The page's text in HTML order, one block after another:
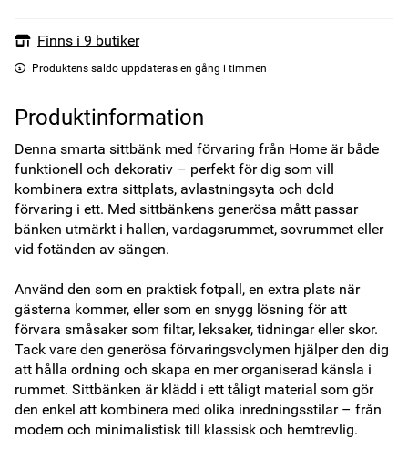
Finns i 9 butiker
Produktens saldo uppdateras en gång i timmen
Produktinformation
Denna smarta sittbänk med förvaring från Home är både
funktionell och dekorativ – perfekt för dig som vill
kombinera extra sittplats, avlastningsyta och dold
förvaring i ett. Med sittbänkens generösa mått passar
bänken utmärkt i hallen, vardagsrummet, sovrummet eller
vid fotänden av sängen.
Använd den som en praktisk fotpall, en extra plats när
gästerna kommer, eller som en snygg lösning för att
förvara småsaker som filtar, leksaker, tidningar eller skor.
Tack vare den generösa förvaringsvolymen hjälper den dig
att hålla ordning och skapa en mer organiserad känsla i
rummet. Sittbänken är klädd i ett tåligt material som gör
den enkel att kombinera med olika inredningsstilar – från
modern och minimalistisk till klassisk och hemtrevlig.